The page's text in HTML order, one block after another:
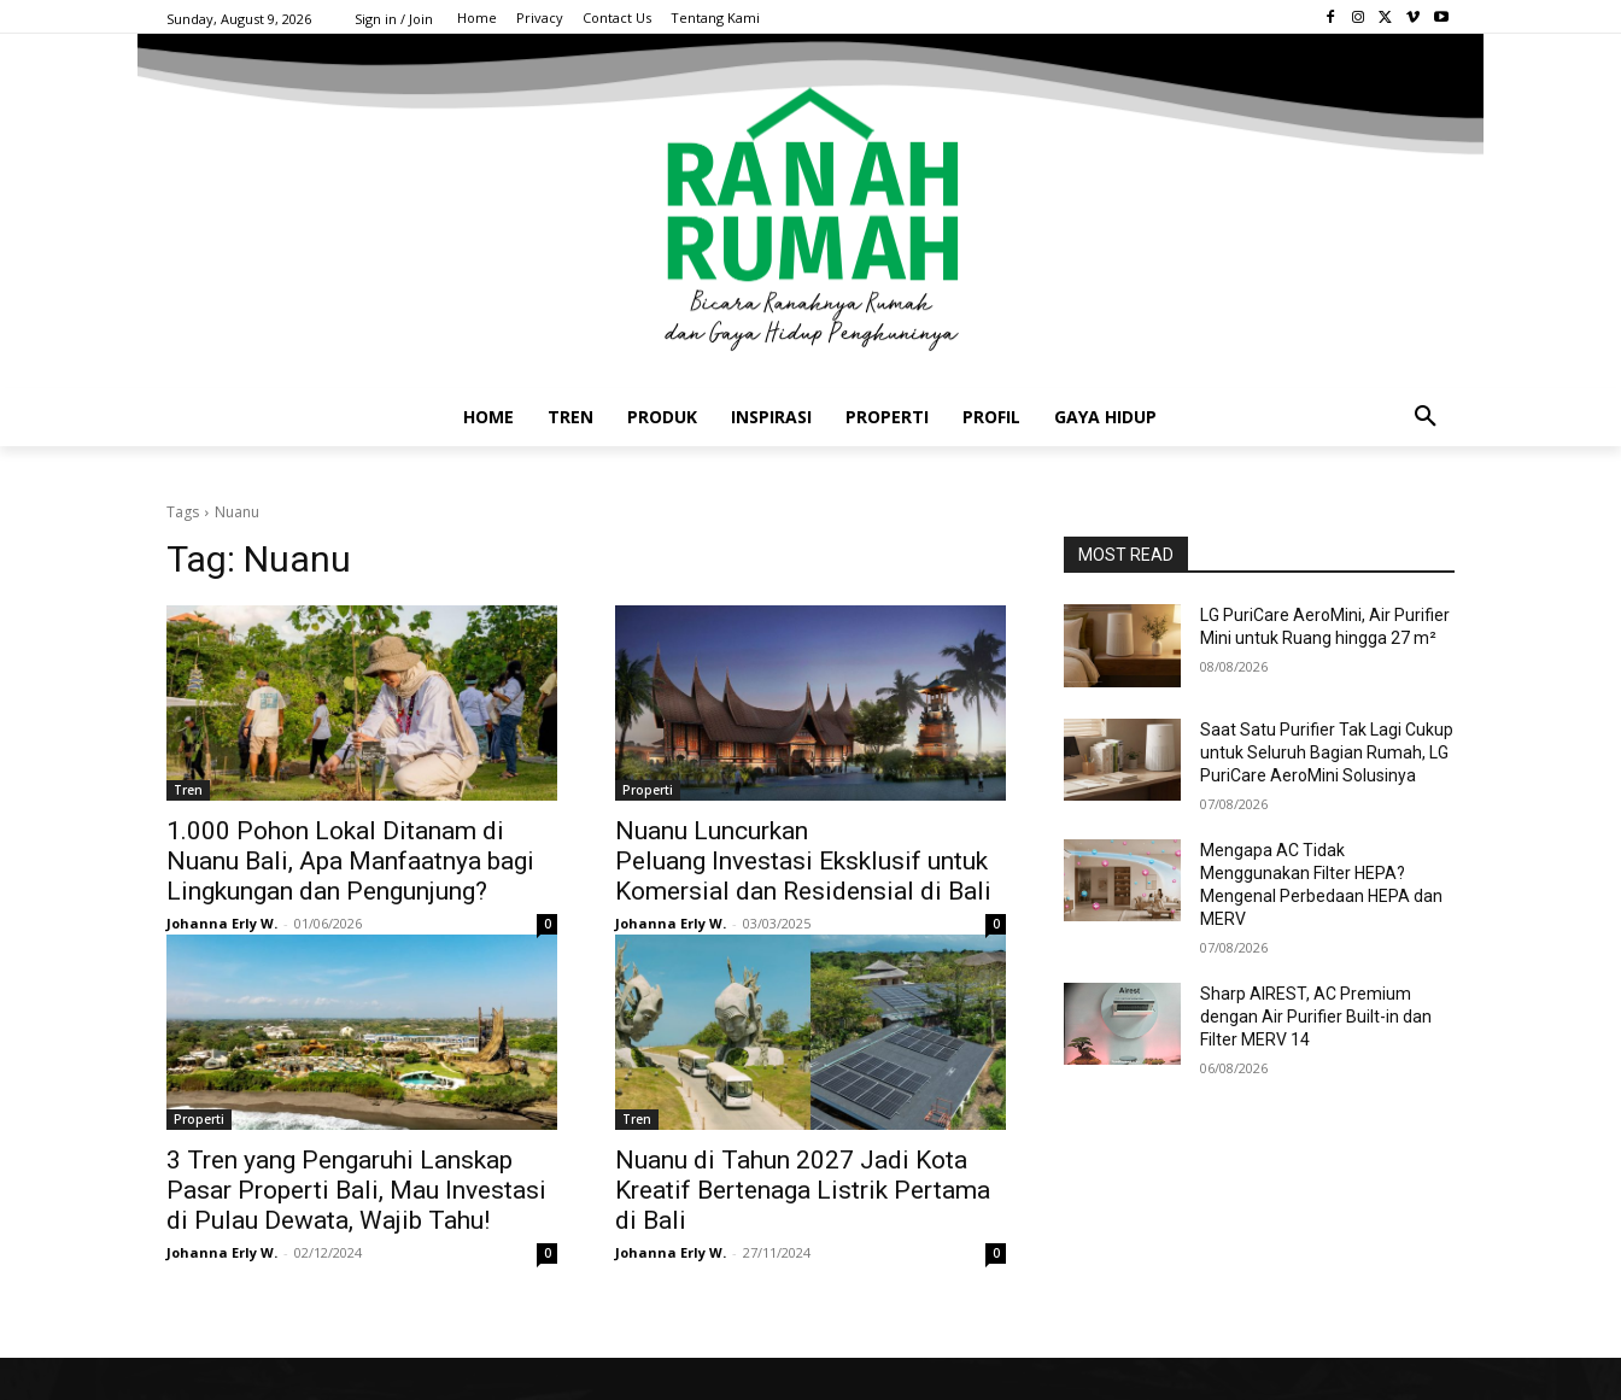
Sunday, August 9, 2026 Sign in / Join Home Privacy Contact Us Tentang Kami
HOME TREN PRODUK INSPIRASI PROPERTI PROFIL GAYA HIDUP
Tags Nuanu
Tag: Nuanu
Tren
1.000 Pohon Lokal Ditanam di
Nuanu Bali, Apa Manfaatnya bagi
Lingkungan dan Pengunjung?
Johanna Erly W. - 01/06/2026 0
Properti
Nuanu Luncurkan
Peluang Investasi Eksklusif untuk
Komersial dan Residensial di Bali
Johanna Erly W. - 03/03/2025 0
Properti
3 Tren yang Pengaruhi Lanskap
Pasar Properti Bali, Mau Investasi
di Pulau Dewata, Wajib Tahu!
Johanna Erly W. - 02/12/2024 0
Tren
Nuanu di Tahun 2027 Jadi Kota
Kreatif Bertenaga Listrik Pertama
di Bali
Johanna Erly W. - 27/11/2024 0
MOST READ
LG PuriCare AeroMini, Air Purifier
Mini untuk Ruang hingga 27 m²
08/08/2026
Saat Satu Purifier Tak Lagi Cukup
untuk Seluruh Bagian Rumah, LG
PuriCare AeroMini Solusinya
07/08/2026
Mengapa AC Tidak
Menggunakan Filter HEPA?
Mengenal Perbedaan HEPA dan
MERV
07/08/2026
Sharp AIREST, AC Premium
dengan Air Purifier Built-in dan
Filter MERV 14
06/08/2026